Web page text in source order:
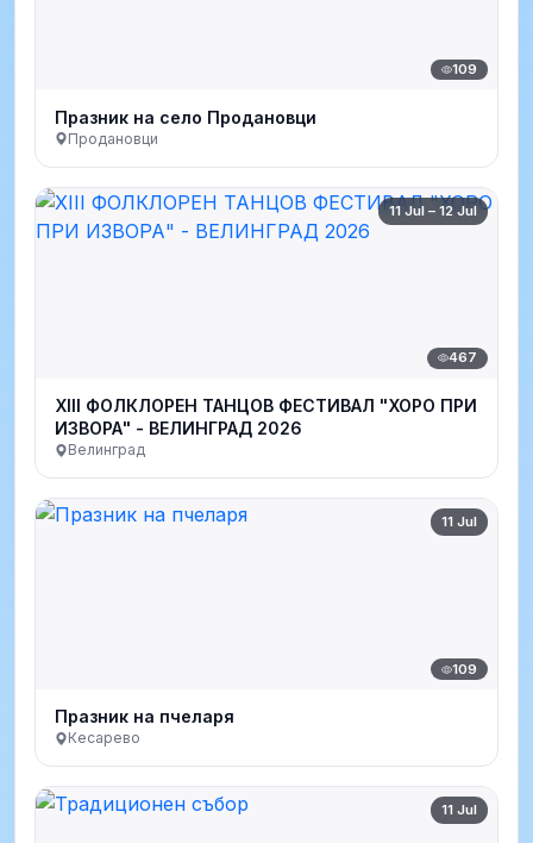
109
Празник на село Продановци
Продановци
11 Jul – 12 Jul
467
XIII ФОЛКЛОРЕН ТАНЦОВ ФЕСТИВАЛ "ХОРО ПРИ
ИЗВОРА" - ВЕЛИНГРАД 2026
Велинград
11 Jul
109
Празник на пчеларя
Кесарево
11 Jul